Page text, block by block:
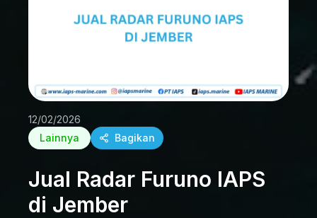
12/02/2026
Lainnya
Bagikan
Jual Radar Furuno IAPS
di Jember